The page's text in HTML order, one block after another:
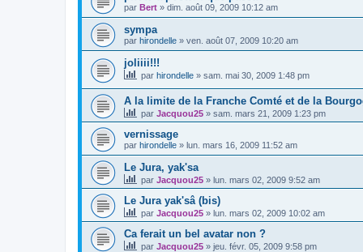
par Bert » dim. août 09, 2009 10:12 am
sympa
par hirondelle » ven. août 07, 2009 10:20 am
joliiii!!!
par hirondelle » sam. mai 30, 2009 1:48 pm
A la limite de la Franche Comté et de la
par Jacquou25 » sam. mars 21, 2009 1:23 pm
vernissage
par hirondelle » lun. mars 16, 2009 11:52 am
Le Jura, yak'sa
par Jacquou25 » lun. mars 02, 2009 9:52 am
Le Jura yak'sâ (bis)
par Jacquou25 » lun. mars 02, 2009 10:02 am
Ca ferait un bel avatar non ?
par Jacquou25 » jeu. févr. 05, 2009 9:58 pm